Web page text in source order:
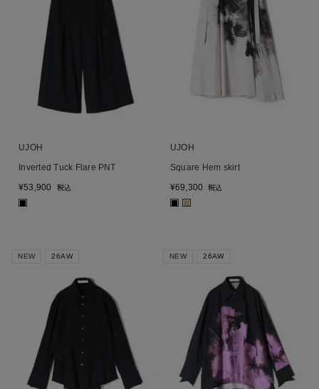
UJOH
Inverted Tuck Flare PNT
¥53,900 税込
UJOH
Square Hem skirt
¥69,300 税込
NEW 26AW NEW 26AW